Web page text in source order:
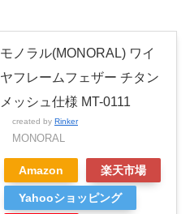
モノラル(MONORAL) ワイ
ヤフレームフェザー チタン
メッシュ仕様 MT-0111
created by Rinker
MONORAL
Amazon 楽天市場
Yahooショッピング